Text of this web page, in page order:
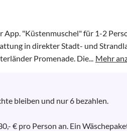
App. "Küstenmuschel" für 1-2
in direkter Stadt- und
Promenade. Die... Mehr
bleiben und nur 6 bezahlen.
€ pro Person an. Ein